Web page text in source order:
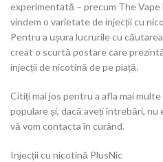
experimentată – precum The Vape
vindem o varietate de injecții cu
Pentru a ușura lucrurile cu
creat o scurtă postare care
injecții de nicotină de pe piață.
Citiți mai jos pentru a afla mai
populare și, dacă aveți întrebări,
vă vom contacta în curând.
Injecții cu nicotină PlusNic